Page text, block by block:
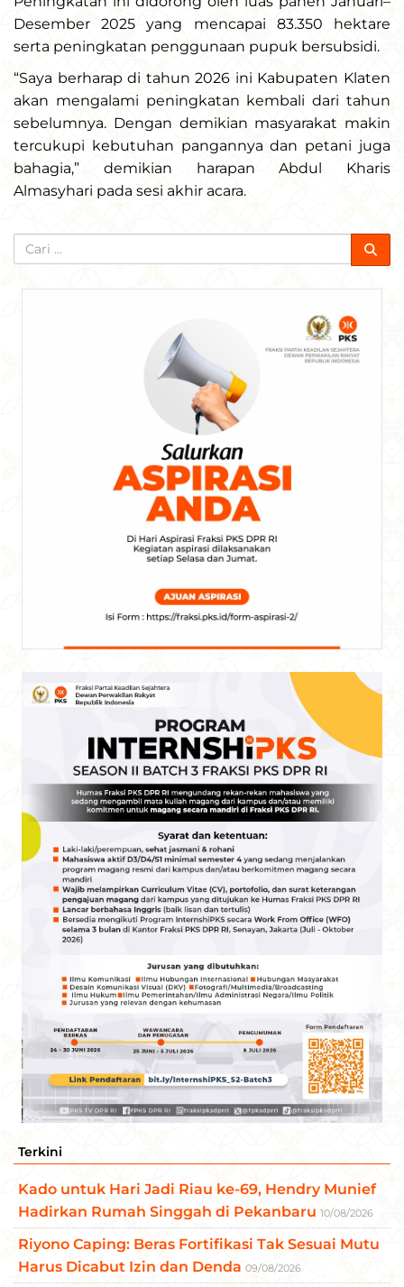
Desember 2025 yang mencapai 83.350 hektare
serta peningkatan penggunaan pupuk bersubsidi.
“Saya berharap di tahun 2026 ini Kabupaten Klaten
akan mengalami peningkatan kembali dari tahun
sebelumnya. Dengan demikian masyarakat makin
tercukupi kebutuhan pangannya dan petani juga
bahagia,” demikian harapan Abdul Kharis
Almasyhari pada sesi akhir acara.
Terkini
Kado untuk Hari Jadi Riau ke-69, Hendry Munief
Hadirkan Rumah Singgah di Pekanbaru 10/08/2026
Riyono Caping: Beras Fortifikasi Tak Sesuai Mutu
Harus Dicabut Izin dan Denda 09/08/2026